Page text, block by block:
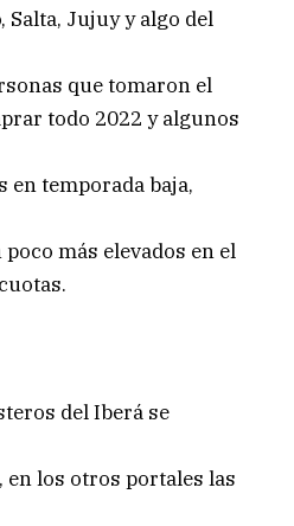
Salta, Jujuy y algo del
que tomaron el
todo 2022 y algunos
en temporada baja,
más elevados en el
del Iberá se
los otros portales las